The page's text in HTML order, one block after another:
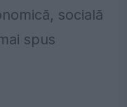
socială
spus